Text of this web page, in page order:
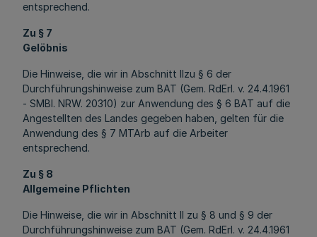
entsprechend.
Zu § 7
Gelöbnis
Die Hinweise, die wir in Abschnitt IIzu § 6 der
Durchführungshinweise zum BAT (Gem. RdErl. v. 24.4.1961
- SMBl. NRW. 20310) zur Anwendung des § 6 BAT auf die
Angestellten des Landes gegeben haben, gelten für die
Anwendung des § 7 MTArb auf die Arbeiter
entsprechend.
Zu § 8
Allgemeine Pflichten
Die Hinweise, die wir in Abschnitt II zu § 8 und § 9 der
Durchführungshinweise zum BAT (Gem. RdErl. v. 24.4.1961